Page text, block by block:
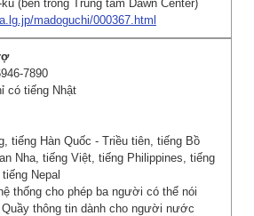
(bên trong Trung tâm Dawn Center)
madoguchi/000367.html
7890
có tiếng Nhật
tiếng Hàn Quốc - Triều tiên, tiếng Bồ
Nha, tiếng Việt, tiếng Philippines, tiếng
Nepal
thống cho phép ba người có thể nói
thông tin dành cho người nước